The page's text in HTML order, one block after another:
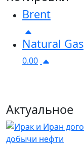
Brent
Natural Gas
0.00
Актуальное